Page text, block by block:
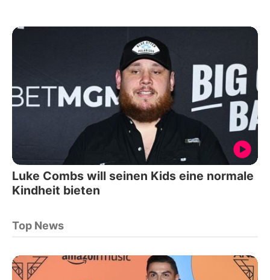
Luke Combs will seinen Kids eine normale
Kindheit bieten
Top News